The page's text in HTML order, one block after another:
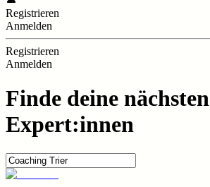
Registrieren
Anmelden
Registrieren
Anmelden
Finde deine nächsten
Expert:innen